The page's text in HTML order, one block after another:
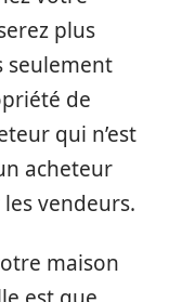
plus
seulement
de
qui n’est
acheteur
vendeurs.
maison